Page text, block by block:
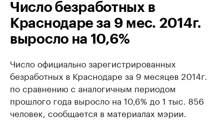
Число безработных в
Краснодаре за 9 мес. 2014г.
выросло на 10,6%
Число официально зарегистрированных
безработных в Краснодаре за 9 месяцев 2014г.
по сравнению с аналогичным периодом
прошлого года выросло на 10,6% до 1 тыс. 856
человек, сообщается в материалах мэрии.